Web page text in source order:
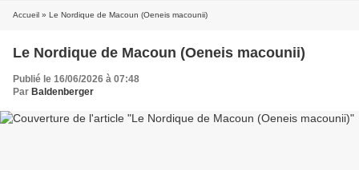
Accueil » Le Nordique de Macoun (Oeneis macounii)
Le Nordique de Macoun (Oeneis macounii)
Publié le 16/06/2026 à 07:48
Par Baldenberger